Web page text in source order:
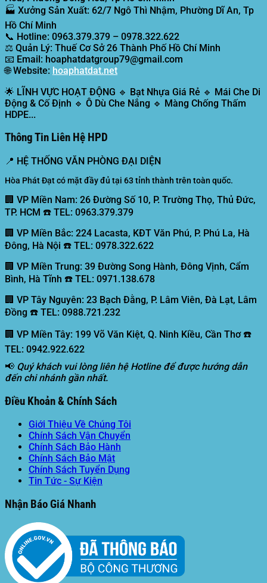
🏭 Xưởng Sản Xuất: 62/7 Ngô Thì Nhậm, Phường Dĩ An, Tp
Hồ Chí Minh
📞 Hotline: 0963.379.379 – 0978.322.622
⚖️ Quản Lý: Thuế Cơ Sở 26 Thành Phố Hồ Chí Minh
📧 Email: hoaphatdatgroup79@gmail.com
🌐Website: hoaphatdat.net
🌟 LĨNH VỰC HOẠT ĐỘNG 🔹 Bạt Nhựa Giá Rẻ 🔹 Mái Che Di
Động & Cố Định 🔹 Ô Dù Che Nắng 🔹 Màng Chống Thấm
HDPE...
Thông Tin Liên Hệ HPD
📍 HỆ THỐNG VĂN PHÒNG ĐẠI DIỆN
Hòa Phát Đạt có mặt đầy đủ tại 63 tỉnh thành trên toàn quốc.
🏢 VP Miền Nam: 26 Đường Số 10, P. Trường Thọ, Thủ Đức,
TP. HCM ☎️ TEL: 0963.379.379
🏢 VP Miền Bắc: 224 Lacasta, KĐT Văn Phú, P. Phú La, Hà
Đông, Hà Nội ☎️ TEL: 0978.322.622
🏢 VP Miền Trung: 39 Đường Song Hành, Đông Vịnh, Cẩm
Bình, Hà Tĩnh ☎️ TEL: 0971.138.678
🏢 VP Tây Nguyên: 23 Bạch Đằng, P. Lâm Viên, Đà Lạt, Lâm
Đồng ☎️ TEL: 0988.721.232
🏢 VP Miền Tây: 199 Võ Văn Kiệt, Q. Ninh Kiều, Cần Thơ ☎️
TEL: 0942.922.622
📢 Quý khách vui lòng liên hệ Hotline để được hướng dẫn
đến chi nhánh gần nhất.
Điều Khoản & Chính Sách
Giới Thiệu Về Chúng Tôi
Chính Sách Vận Chuyển
Chính Sách Bảo Hành
Chính Sách Bảo Mật
Chính Sách Tuyển Dụng
Tin Tức - Sự Kiện
Nhận Báo Giá Nhanh